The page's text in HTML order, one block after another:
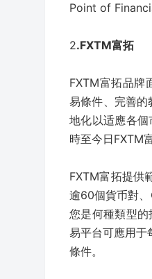
Point of
2.FXTM富拓
FXTM富拓品牌
易條件、完善
地化以适應各
時至今日FXTM
FXTM富拓提供
逾60個貨币對
您是何種類型
易平台可應用于
條件。